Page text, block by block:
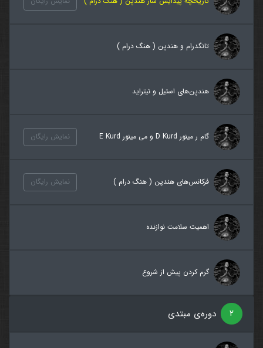
تانگدرام و هندپن ( هنگ درام )
هندپن‌های استیل و نیتراید
گام ر مینور D Kurd و می مینور E Kurd نمایش رایگان
فرکانس‌های هندپن ( هنگ درام ) نمایش رایگان
اهمیت سلامت نوازنده
گرم کردن پیش از شروع
۲ دوره‌ی مبتدی